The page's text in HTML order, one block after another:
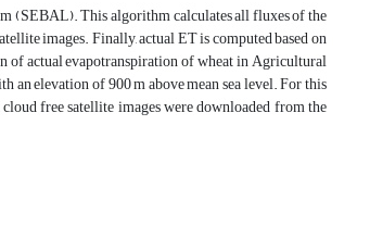
(SEBAL). This algorithm calculates all fluxes of the
images. Finally, actual ET is computed based on
of actual evapotranspiration of wheat in Agricultural
an elevation of 900 m above mean sea level. For this
free satellite images were downloaded from the